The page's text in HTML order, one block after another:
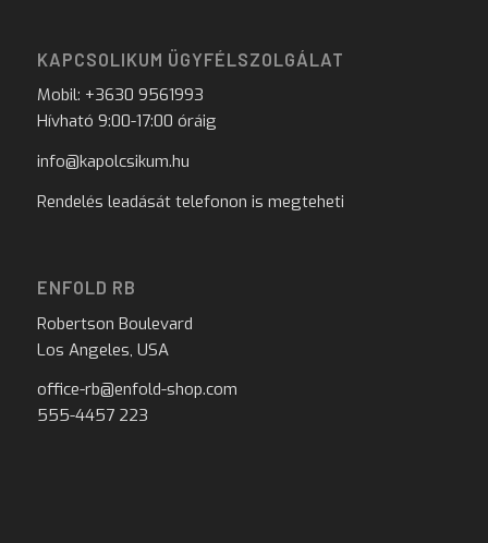
KAPCSOLIKUM ÜGYFÉLSZOLGÁLAT
Mobil: +3630 9561993
Hívható 9:00-17:00 óráig
info@kapolcsikum.hu
Rendelés leadását telefonon is megteheti
ENFOLD RB
Robertson Boulevard
Los Angeles, USA
office-rb@enfold-shop.com
555-4457 223